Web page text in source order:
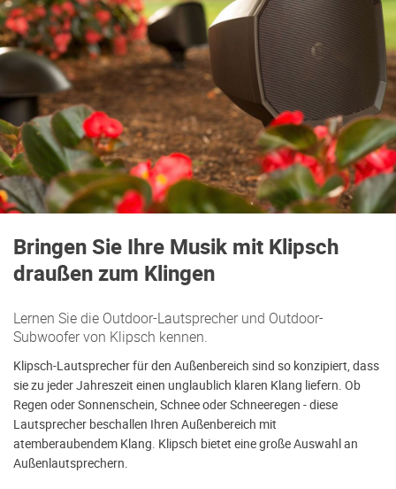
Bringen Sie Ihre Musik mit Klipsch
draußen zum Klingen
Lernen Sie die Outdoor-Lautsprecher und Outdoor-
Subwoofer von Klipsch kennen.
Klipsch-Lautsprecher für den Außenbereich sind so konzipiert, dass
sie zu jeder Jahreszeit einen unglaublich klaren Klang liefern. Ob
Regen oder Sonnenschein, Schnee oder Schneeregen - diese
Lautsprecher beschallen Ihren Außenbereich mit
atemberaubendem Klang. Klipsch bietet eine große Auswahl an
Außenlautsprechern.